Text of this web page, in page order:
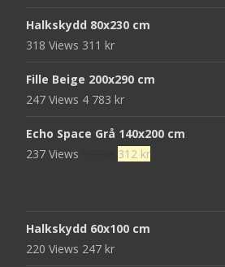
Halkskydd 80x230 cm
318 Views 311 kr
Fille Beige 200x290 cm
247 Views 4 783 kr
Echo Space Grå 140x200 cm
237 Views
Det
952 kr.
312 krDet
Halkskydd 60x100 cm
220 Views 247 kr